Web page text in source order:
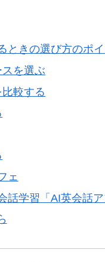
ときの選び方のポイ
を選ぶ
較する
ェ
学習「AI英会話ア